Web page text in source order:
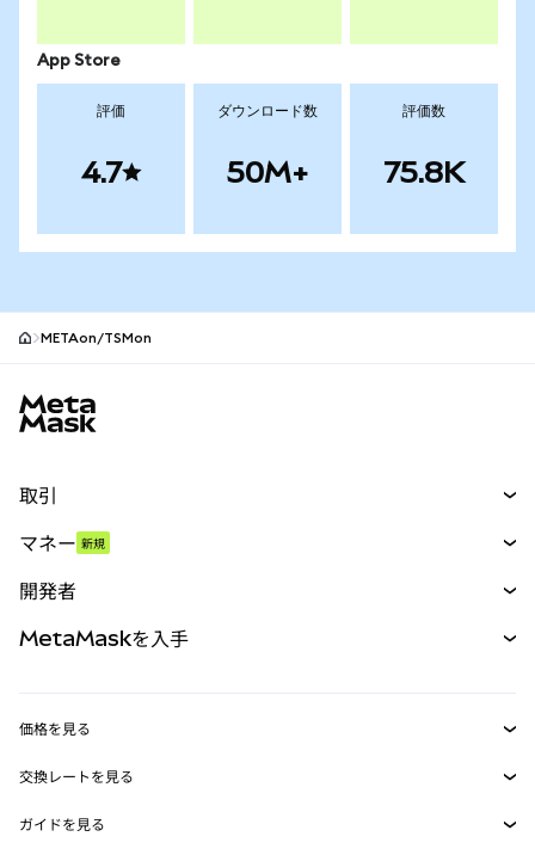
App Store
評価
4.7
ダウンロード数
50M+
評価数
75.8K
METAon/TSMon
取引
パーペチュアル
RWA
マネー 新規
開発者
MetaMask Connect
Snaps
MetaMaskを入手
セキュリティ
価格を見る
イーサリアムの価格
Solanaの価格
交換レートを見る
ETH→USD
ガイドを見る